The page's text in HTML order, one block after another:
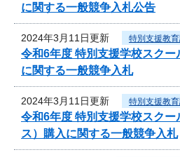
に関する一般競争入札公告
2024年3月11日更新 特別支援教
令和6年度 特別支援学校スクー
に関する一般競争入札
2024年3月11日更新 特別支援教
令和6年度 特別支援学校スク
ス）購入に関する一般競争入札